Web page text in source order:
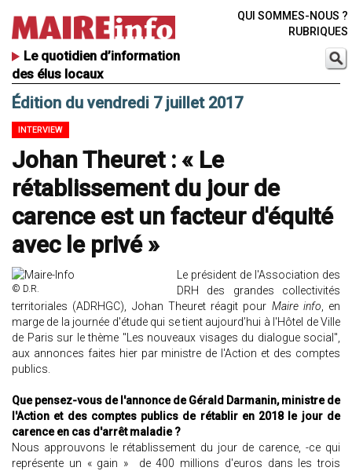
Le quotidien d’information
des élus locaux
QUI SOMMES-NOUS ?
RUBRIQUES
Édition du vendredi 7 juillet 2017
INTERVIEW
Johan Theuret : « Le
rétablissement du jour de
carence est un facteur d'équité
avec le privé »
© D.R.
Le président de l'Association des
DRH des grandes collectivités
territoriales (ADRHGC), Johan Theuret réagit pour Maire info, en
marge de la journée d'étude qui se tient aujourd’hui à l'Hôtel de Ville
de Paris sur le thème "Les nouveaux visages du dialogue social",
aux annonces faites hier par ministre de l'Action et des comptes
publics.
Que pensez-vous de l'annonce de Gérald Darmanin, ministre de
l'Action et des comptes publics de rétablir en 2018 le jour de
carence en cas d'arrêt maladie ?
Nous approuvons le rétablissement du jour de carence, -ce qui
représente un « gain » de 400 millions d'euros dans les trois